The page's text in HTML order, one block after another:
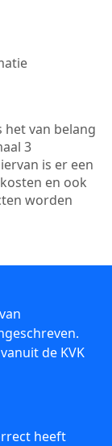
het van belang
3
is er een
en ook
worden
de KVK
heeft